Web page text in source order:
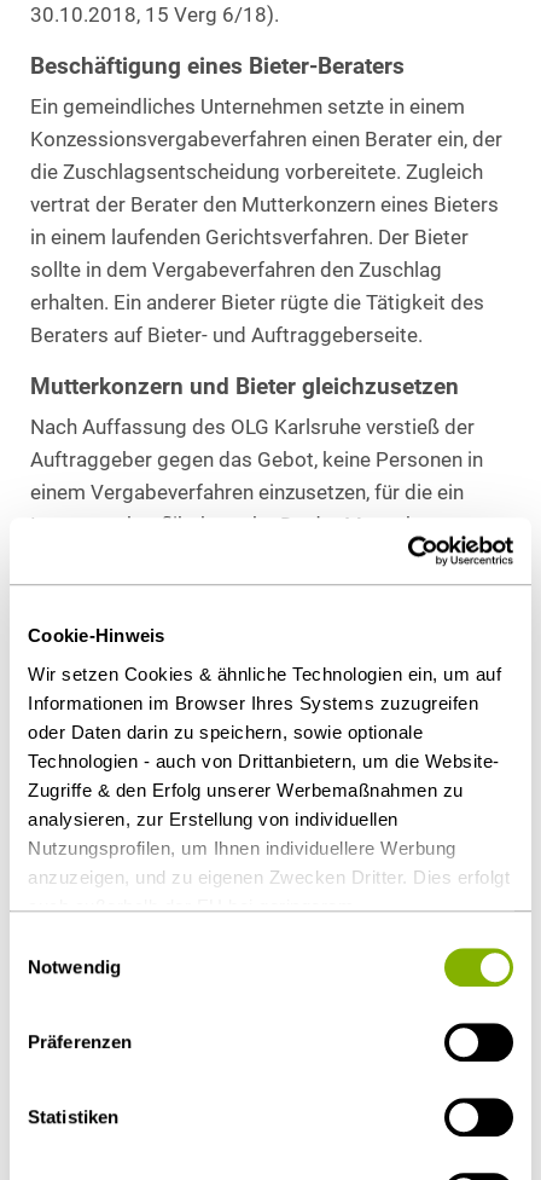
Cookie-Hinweis
Wir setzen Cookies & ähnliche Technologien ein, um auf
Informationen im Browser Ihres Systems zuzugreifen
oder Daten darin zu speichern, sowie optionale
Technologien - auch von Drittanbietern, um die Website-
Zugriffe & den Erfolg unserer Werbemaßnahmen zu
analysieren, zur Erstellung von individuellen
Nutzungsprofilen, um Ihnen individuellere Werbung
anzuzeigen, und zu eigenen Zwecken Dritter. Dies erfolgt
auch außerhalb der EU bei geringerem
Regelungen das Risiko des staatlichen Zugriffs &
auszuschließen ist. Sie können Ihre Einwilligung jederzeit
über dieCookie-Einstellungen
widerrufen oder ändern.
Notwendig
Präferenzen
Statistiken
30.10.2018, 15 Verg 6/18).
Beschäftigung eines Bieter-Beraters
Ein gemeindliches Unternehmen setzte in einem
Konzessionsvergabeverfahren einen Berater ein, der
die Zuschlagsentscheidung vorbereitete. Zugleich
vertrat der Berater den Mutterkonzern eines Bieters
in einem laufenden Gerichtsverfahren. Der Bieter
sollte in dem Vergabeverfahren den Zuschlag
erhalten. Ein anderer Bieter rügte die Tätigkeit des
Beraters auf Bieter- und Auftraggeberseite.
Mutterkonzern und Bieter gleichzusetzen
Nach Auffassung des OLG Karlsruhe verstieß der
Auftraggeber gegen das Gebot, keine Personen in
einem Vergabeverfahren einzusetzen, für die ein
Interessenkonflikt besteht. Da der Mutterkonzern
das Angebot des Bieters einreichte und den
Schriftverkehr mit dem Auftraggeber führte, sind die
Interessen des Bieters und des Mutterkonzerns
bestand.
Vermuteter Interessenkonflikt reicht aus
Im Rahmen von Konzessionsvergaben reicht es aus,
dass ein Interessenkonflikt zu vermuten ist. Ein
Nachweis, dass er sich tatsächlich ausgewirkt hat,
ist nicht erforderlich.